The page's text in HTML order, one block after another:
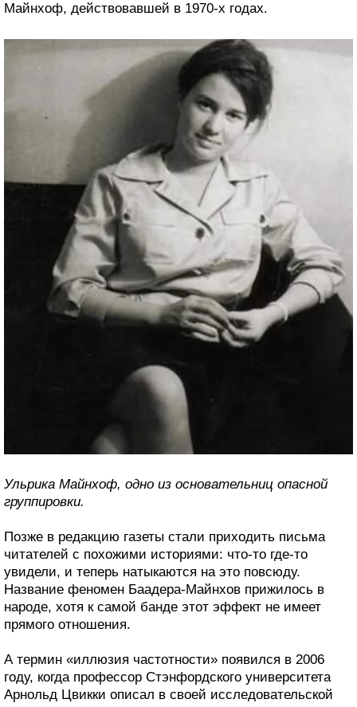
Майнхоф, действовавшей в 1970-х годах.
Ульрика Майнхоф, одно из основательниц опасной
группировки.
Позже в редакцию газеты стали приходить письма
читателей с похожими историями: что-то где-то
увидели, и теперь натыкаются на это повсюду.
Название феномен Баадера-Майнхов прижилось в
народе, хотя к самой банде этот эффект не имеет
прямого отношения.
А термин «иллюзия частотности» появился в 2006
году, когда профессор Стэнфордского университета
Арнольд Цвикки описал в своей исследовательской